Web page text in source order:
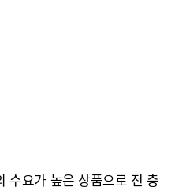
수요가 높은 상품으로 전 층